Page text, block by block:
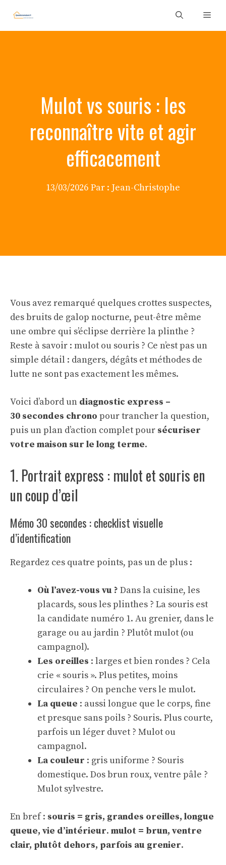
contenu
Mulot vs souris : les
reconnaître vite et agir
efficacement
13/03/2026 Par : Jean-Christophe
Vous avez remarqué quelques crottes suspectes,
des bruits de galop nocturne, peut-être même
une ombre qui s’éclipse derrière la plinthe ?
Reste à savoir : mulot ou souris ? Ce n’est pas un
simple détail : dangers, dégâts et méthodes de
lutte ne sont pas exactement les mêmes.
Voici d’abord un diagnostic express –
30 secondes chrono pour trancher la question,
puis un plan d’action complet pour sécuriser
votre maison sur le long terme.
1. Portrait express : mulot et souris en
un coup d’œil
Mémo 30 secondes : checklist visuelle
d’identification
Regardez ces quatre points, pas un de plus :
Où l’avez-vous vu ? Dans la cuisine, les
placards, sous les plinthes ? La souris est
la candidate numéro 1. Au grenier, dans le
garage ou au jardin ? Plutôt mulot (ou
campagnol).
Les oreilles : larges et bien rondes ? Cela
crie « souris ». Plus petites, moins
circulaires ? On penche vers le mulot.
La queue : aussi longue que le corps, fine
et presque sans poils ? Souris. Plus courte,
parfois un léger duvet ? Mulot ou
campagnol.
La couleur : gris uniforme ? Souris
domestique. Dos brun roux, ventre pâle ?
Mulot sylvestre.
En bref : souris = gris, grandes oreilles, longue
queue, vie d’intérieur. mulot = brun, ventre
clair, plutôt dehors, parfois au grenier.